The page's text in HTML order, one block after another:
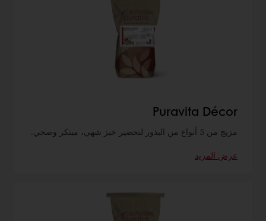
Puravita Décor
مزيج من 5 أنواع من البذور لتحضير خبز شهي، مبتكر وصحي.
عرض المزيد